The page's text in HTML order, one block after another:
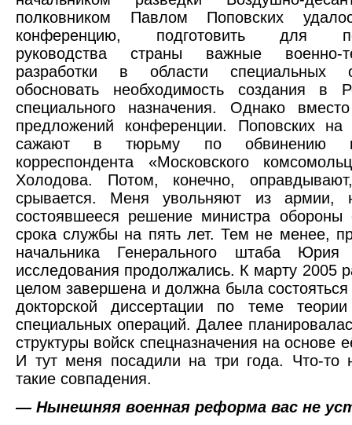
полковником Павлом Поповских
конференцию, подготовить для
руководства страны важные военно-
разработки в области специальных
обосновать необходимость создания в
специального назначения. Однако
предложений конференции. Поповских на
сажают в тюрьму по обвинению в
корреспондента «Московского
Холодова. Потом, конечно,
срывается. Меня увольняют из армии,
состоявшееся решение министра обороны
срока службы на пять лет. Тем не менее,
начальника Генерального штаба Юрия
исследования продолжались. К марту 2005
целом завершена и должна была
докторской диссертации по теме
специальных операций. Далее
структуры войск спецназначения на основе
И тут меня посадили на три года. Что-то
такие совпадения.
— Нынешняя военная реформа вас не